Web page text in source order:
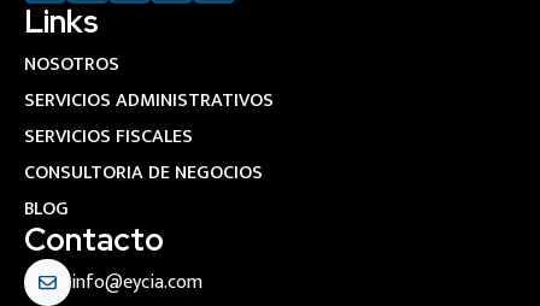
Links
NOSOTROS
SERVICIOS ADMINISTRATIVOS
SERVICIOS FISCALES
CONSULTORIA DE NEGOCIOS
BLOG
Contacto
info@eycia.com